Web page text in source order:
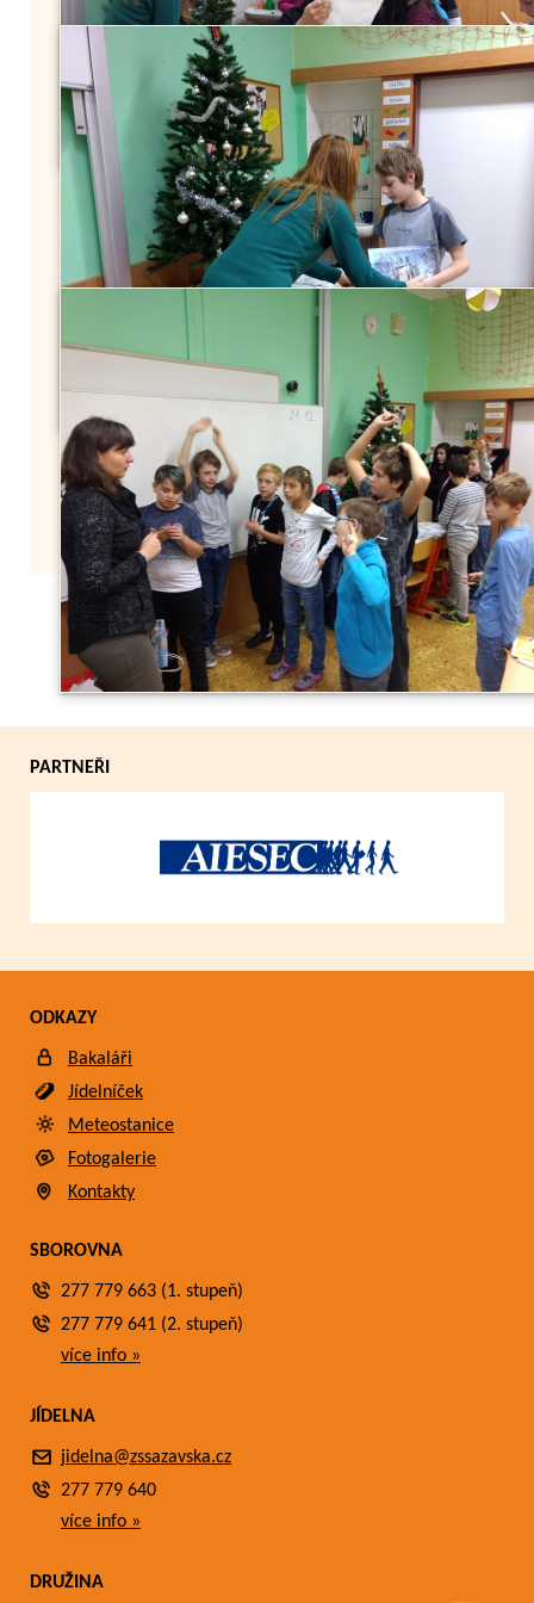
Zpět
PARTNEŘI
ODKAZY
Bakaláři
Jídelníček
Meteostanice
Fotogalerie
Kontakty
SBOROVNA
277 779 663 (1. stupeň)
277 779 641 (2. stupeň)
více info »
JÍDELNA
jidelna@zssazavska.cz
277 779 640
více info »
DRUŽINA